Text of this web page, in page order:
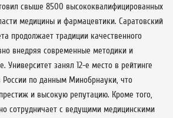
свыше 8500 высококвалифицированных
медицины и фармацевтики. Саратовский
продолжает традиции качественного
внедряя современные методики и
Университет занял 12-е место в рейтинге
России по данным Минобрнауки, что
и высокую репутацию. Кроме того,
сотрудничает с ведущими медицинскими